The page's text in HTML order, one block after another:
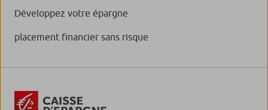
Développez votre épargne
placement financier sans risque